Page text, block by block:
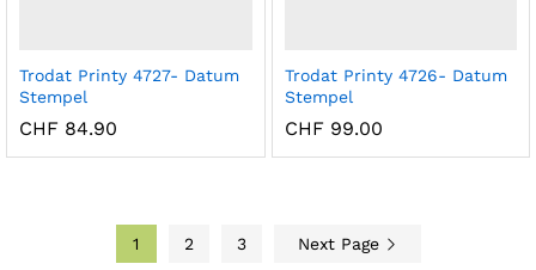
Trodat Printy 4727- Datum
Stempel
CHF 84.90
Trodat Printy 4726- Datum
Stempel
CHF 99.00
1 2 3 Next Page